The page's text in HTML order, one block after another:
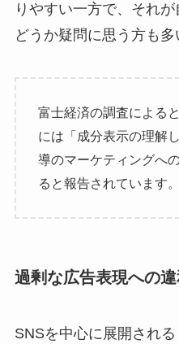
りやすい一方で、それ
どうか疑問に思う方も多
富士経済の調査による
には「成分表示の理解
導のマーケティングへ
ると報告されています。
過剰な広告表現への
SNSを中心に展開され